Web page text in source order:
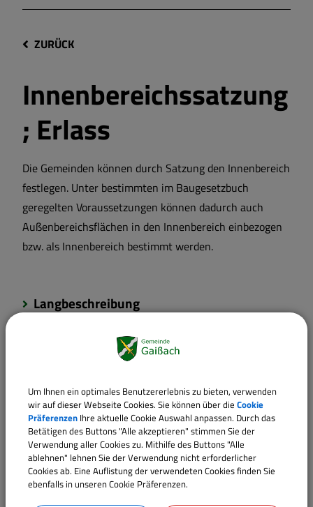
ZURÜCK
Innenbereichssatzung
; Erlass
Die Gemeinden können durch Satzung den Innenbereich
festlegen. Unter bestimmten im Baugesetzbuch
geregelten Voraussetzungen können dadurch auch
Außenbereichsflächen in den Innenbereich einbezogen
bzw. als Innenbereich bestimmt werden.
Langbeschreibung
Rechtsgrundlagen
Verantwortliche Behörde
Sachgebiete
Bauamt
Um Ihnen ein optimales Benutzererlebnis zu bieten, verwenden
wir auf dieser Webseite Cookies. Sie können über die Cookie
Präferenzen Ihre aktuelle Cookie Auswahl anpassen. Durch das
Betätigen des Buttons "Alle akzeptieren" stimmen Sie der
Verwendung aller Cookies zu. Mithilfe des Buttons "Alle
ablehnen" lehnen Sie der Verwendung nicht erforderlicher
Cookies ab. Eine Auflistung der verwendeten Cookies finden Sie
ebenfalls in unseren Cookie Präferenzen.